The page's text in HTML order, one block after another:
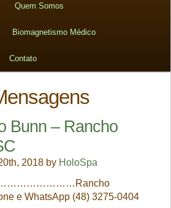
Quem Somos
Biomagnetismo Médico
Contato
Bunn – Rancho
2018 by HoloSpa
……………………Rancho
e WhatsApp (48) 3275-0404